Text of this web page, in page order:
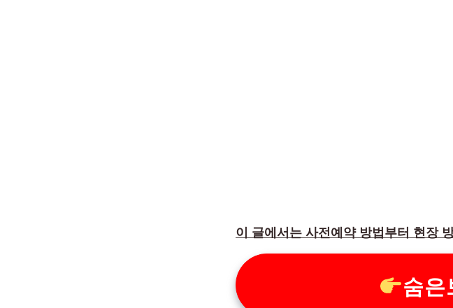
이 글에서는 사전예약 방법부터 현장
숨은